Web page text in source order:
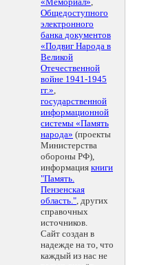
Общедоступного
электронного
банка документов
«Подвиг Народа в
Великой
Отечественной
войне 1941-1945
гг.»,
государственной
информационной
системы «Память
народа» (проекты
Министерства
обороны РФ),
информация книги
"Память.
Пензенская
область.", других
справочных
источников.
Сайт создан в
надежде на то, что
каждый из нас не